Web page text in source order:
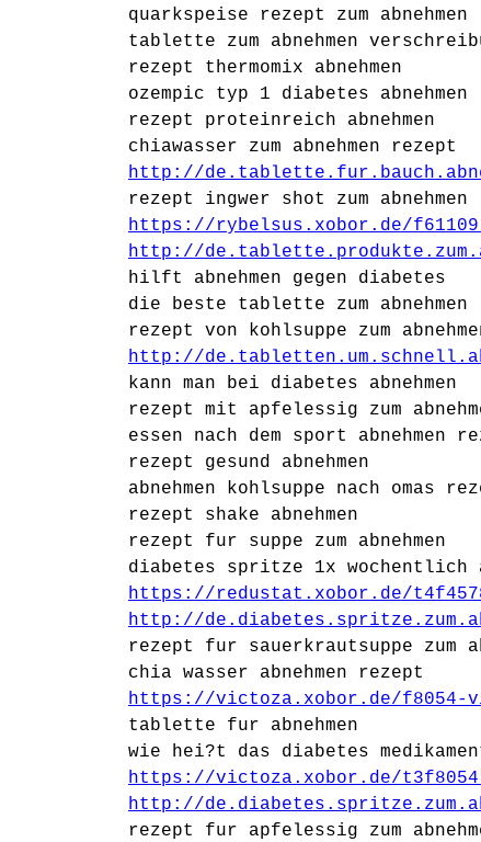
quarkspeise rezept zum abnehmen
tablette zum abnehmen
rezept thermomix abnehmen
ozempic typ 1 diabetes abnehmen
rezept proteinreich abnehmen
chiawasser zum abnehmen rezept
http://
rezept ingwer shot zum abnehmen
https://rybelsus.xobor.de/
http://
hilft abnehmen gegen diabetes
die beste tablette zum abnehmen
rezept von kohlsuppe zum
http://
kann man bei diabetes abnehmen
rezept mit apfelessig zum
essen nach dem sport abnehmen
rezept gesund abnehmen
abnehmen kohlsuppe nach omas
rezept shake abnehmen
rezept fur suppe zum abnehmen
diabetes spritze 1x wochentlich
https://redustat.xobor.de/
http://
rezept fur sauerkrautsuppe zum
chia wasser abnehmen rezept
https://victoza.xobor.de/f8054-
tablette fur abnehmen
wie hei?t das diabetes medikament
https://victoza.xobor.de/
http://
rezept fur apfelessig zum